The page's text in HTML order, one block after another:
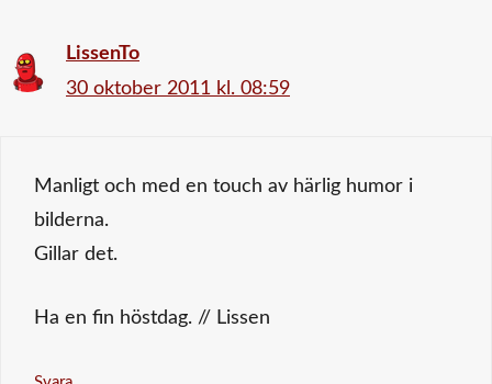
LissenTo
30 oktober 2011 kl. 08:59
Manligt och med en touch av härlig humor i
bilderna.
Gillar det.
Ha en fin höstdag. // Lissen